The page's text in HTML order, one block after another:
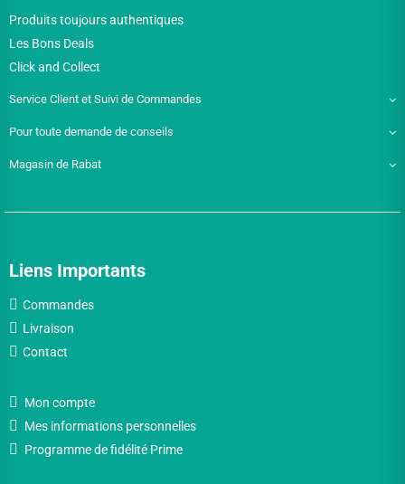
Produits toujours authentiques
Les Bons Deals
Click and Collect
Service Client et Suivi de Commandes
Pour toute demande de conseils
Magasin de Rabat
Liens Importants
Commandes
Livraison
Contact
Mon compte
Mes informations personnelles
Programme de fidélité Prime